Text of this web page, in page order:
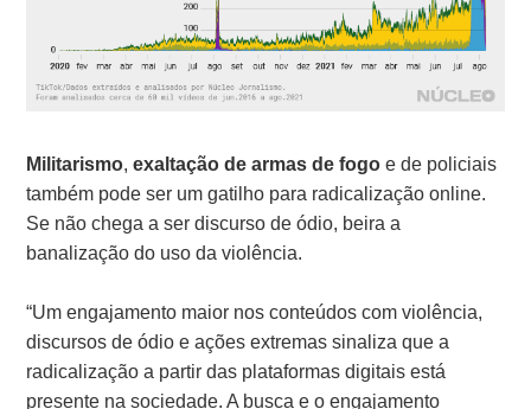
Militarismo,exaltação de armas de fogo e de policiais
também pode ser um gatilho para radicalização online.
Se não chega a ser discurso de ódio, beira a
banalização do uso da violência.
“Um engajamento maior nos conteúdos com violência,
discursos de ódio e ações extremas sinaliza que a
radicalização a partir das plataformas digitais está
presente na sociedade. A busca e o engajamento